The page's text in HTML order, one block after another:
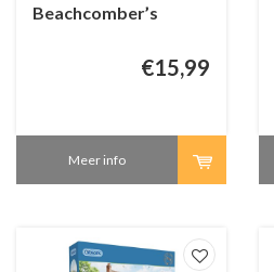
Beachcomber’s
€15,99
Meer info